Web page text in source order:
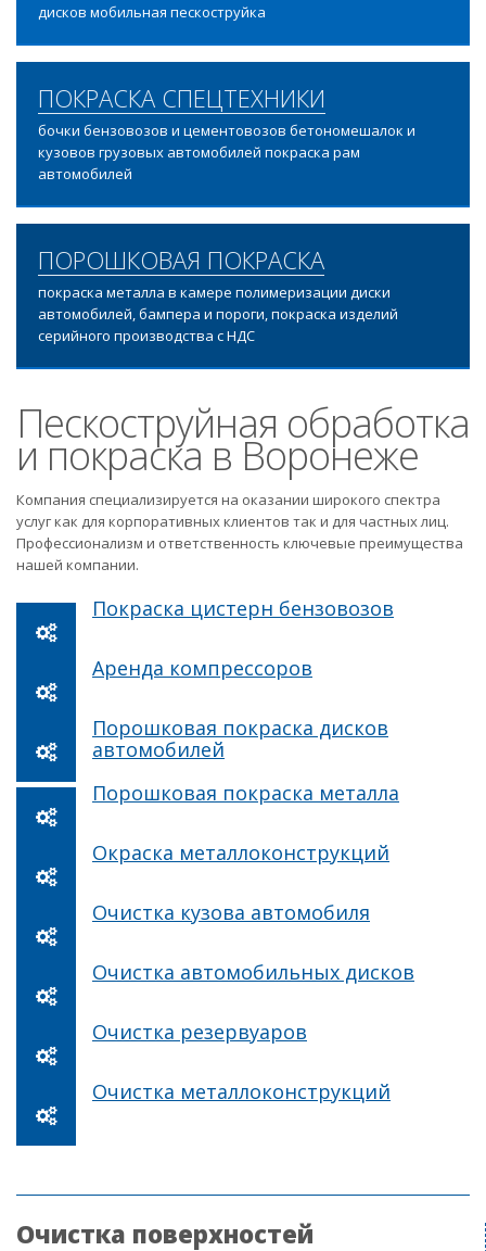
дисков мобильная пескоструйка
ПОКРАСКА СПЕЦТЕХНИКИ
бочки бензовозов и цементовозов бетономешалок и
кузовов грузовых автомобилей покраска рам
автомобилей
ПОРОШКОВАЯ ПОКРАСКА
покраска металла в камере полимеризации диски
автомобилей, бампера и пороги, покраска изделий
серийного производства с НДС
Пескоструйная обработка
и покраска в Воронеже
Компания специализируется на оказании широкого спектра
услуг как для корпоративных клиентов так и для частных лиц.
Профессионализм и ответственность ключевые преимущества
нашей компании.
Покраска цистерн бензовозов
Аренда компрессоров
Порошковая покраска дисков
автомобилей
Порошковая покраска металла
Окраска металлоконструкций
Очистка кузова автомобиля
Очистка автомобильных дисков
Очистка резервуаров
Очистка металлоконструкций
Очистка поверхностей